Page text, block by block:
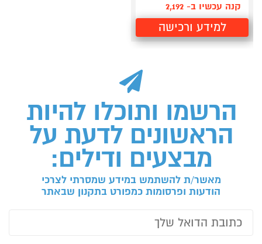
קנה עכשיו ב- 2,192
למידע ורכישה
הרשמו ותוכלו להיות
הראשונים לדעת על
מבצעים ודילים:
מאשר/ת להשתמש במידע שמסרתי לצרכי
הודעות ופרסומות כמפורט בתקנון שבאתר